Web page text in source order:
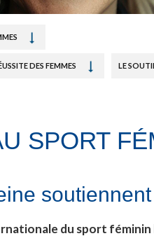
DES FEMMES LE
SPORT
du sport